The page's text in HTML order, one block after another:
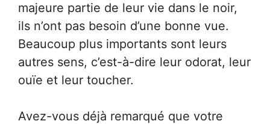
majeure partie de leur vie dans le noir,
ils n’ont pas besoin d’une bonne vue.
Beaucoup plus importants sont leurs
autres sens, c’est-à-dire leur odorat, leur
ouïe et leur toucher.
Avez-vous déjà remarqué que votre